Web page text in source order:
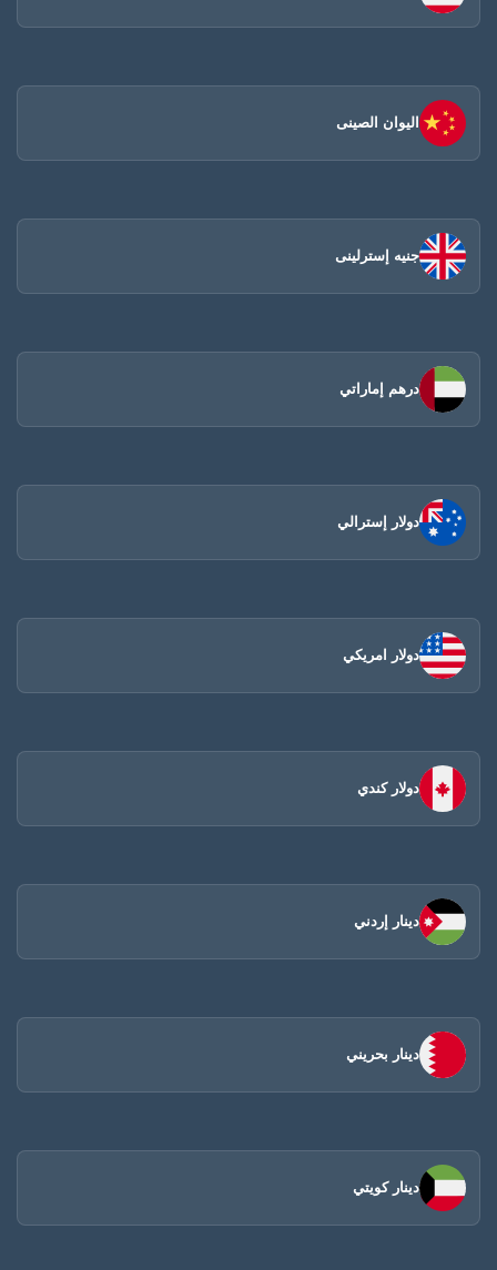
اليوان الصينى​
جنيه إسترلينى
درهم إماراتي
دولار إسترالي
دولار امريكي
دولار كندي
دينار إردني
دينار بحريني
دينار كويتي